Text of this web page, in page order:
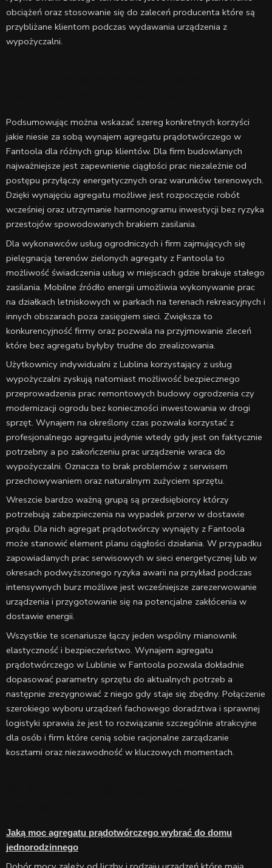
obciążeń oraz stosowanie się do zaleceń producenta które są
przybliżane klientom podczas wydawania urządzenia z
wypożyczalni.
Podsumowując można wskazać szereg konkretnych korzyści
jakie niesie za sobą wynajem agregatu prądotwórczego w
Fantoola dla różnych grup klientów. Dla firm budowlanych
najważniejsze jest zapewnienie ciągłości prac niezależnie od
postępu przyłączy energetycznych oraz warunków terenowych.
Dzięki wynajęciu agregatu możliwe jest rozpoczęcie robót
wcześniej oraz utrzymanie harmonogramu inwestycji bez ryzyka
przestojów spowodowanych brakiem zasilania.
Dla wykonawców usług ogrodniczych i firm zajmujących się
pielęgnacją terenów zielonych agregaty z Fantoola to
możliwość świadczenia usług w miejscach gdzie brakuje stałego
zasilania. Mobilne źródło energii umożliwia wykonywanie prac
na działkach letniskowych w parkach na terenach rekreacyjnych i
innych obszarach poza zasięgiem sieci. Zwiększa to
konkurencyjność firmy oraz pozwala na przyjmowanie zleceń
które bez agregatu byłyby trudne do zrealizowania.
Użytkownicy indywidualni z Lublina korzystający z usług
wypożyczalni zyskują natomiast możliwość bezpiecznego
przeprowadzenia prac remontowych budowy ogrodzenia czy
modernizacji ogrodu bez konieczności inwestowania w drogi
sprzęt. Wynajem na określony czas pozwala korzystać z
profesjonalnego agregatu jedynie wtedy gdy jest on faktycznie
potrzebny a po zakończeniu prac urządzenie wraca do
wypożyczalni. Oznacza to brak problemów z serwisem
przechowywaniem oraz naturalnym zużyciem sprzętu.
Wreszcie bardzo ważną grupą są przedsiębiorcy którzy
potrzebują zabezpieczenia na wypadek przerw w dostawie
prądu. Dla nich agregat prądotwórczy wynajęty z Fantoola
może stanowić element planu ciągłości działania. W przypadku
zapowiadanych prac serwisowych w sieci energetycznej lub w
okresach podwyższonego ryzyka awarii na przykład podczas
intensywnych burz możliwe jest wcześniejsze zarezerwowanie
urządzenia i przygotowanie się na potencjalne zakłócenia w
dostawie energii.
Wszystkie te scenariusze łączy jeden wspólny mianownik
elastyczność i bezpieczeństwo. Wynajem agregatu
prądotwórczego w Lublinie w Fantoola pozwala dokładnie
dopasować parametry sprzętu do aktualnych potrzeb a
następnie zrezygnować z niego gdy staje się zbędny. Połączenie
szerokiego wyboru urządzeń fachowego doradztwa i sprawnej
logistyki sprawia że jest to rozwiązanie szczególnie atrakcyjne
dla osób i firm które cenią sobie racjonalne zarządzanie
kosztami oraz niezawodność w kluczowych momentach.
Jaką moc agregatu prądotwórczego wybrać do domu
jednorodzinnego